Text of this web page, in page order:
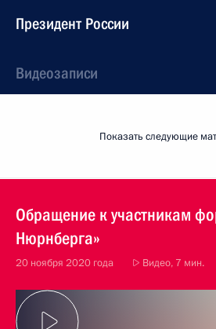
Президент России
Видеозаписи
Показать следующие
Обращение к участникам
Нюрнберга»
20 ноября 2020 года Видео, 7 мин.